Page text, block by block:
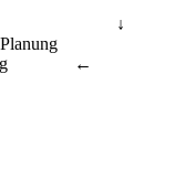
↑ ↓
←